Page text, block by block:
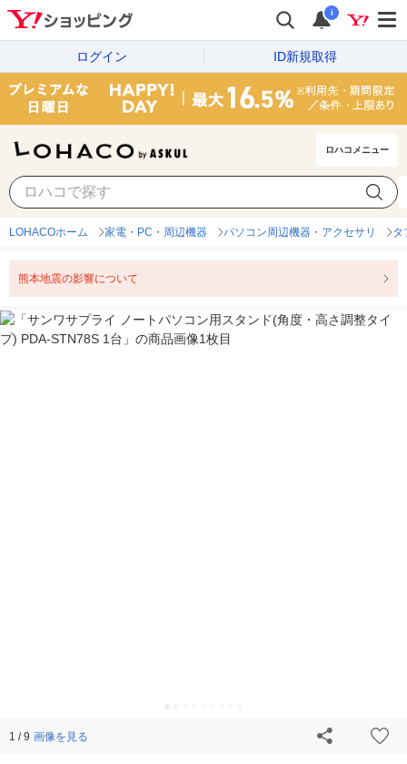
i
ログイン ID新規取得
ロハコメニュー
LOHACOホーム 家電・PC・周辺機器 パソコン周辺機器・アクセサリ タ
熊本地震の影響について
1 / 9 画像を見る